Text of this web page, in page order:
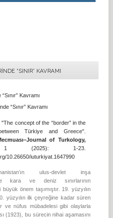
“SINIR” KAVRAMI
Kavramı
concept of the “border” in the
Türkiye and Greece".
of Turkology,
(2025): 1-23.
10.26650/iuturkiyat.1647990
ulus-devlet inşa
kara ve deniz sınırlarının
büyük önem taşımıştır. 19. yüzyılın
yüzyılın ilk çeyreğine kadar süren
ve nüfus mübadelesi gibi olaylarla
(1923), bu sürecin nihai aşamasını